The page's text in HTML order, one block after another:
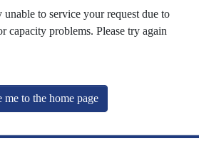
to service your request due to
capacity problems. Please try again
me to the home page